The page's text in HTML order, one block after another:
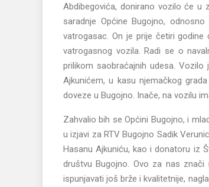
Abdibegovića, donirano vozilo će u
saradnje Općine Bugojno,
vatrogasac. On je prije četiri
vatrogasnog vozila. Radi se o
prilikom saobraćajnih udesa.
Ajkunićem, u kasu njemačkog
doveze u Bugojno. Inače, na vozilu
Zahvalio bih se Općini Bugojno, i
u izjavi za RTV Bugojno Sadik
Hasanu Ajkuniću, kao i donatoru iz
društvu Bugojno. Ovo za nas
ispunjavati još brže i kvalitetnije,